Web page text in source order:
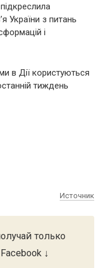
України з питань
і
в Дії користуються
тиждень
Источник
только
↓